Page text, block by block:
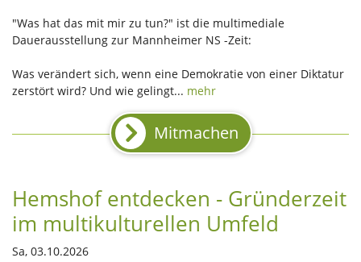
"Was hat das mit mir zu tun?" ist die multimediale
Dauerausstellung zur Mannheimer NS -Zeit:
Was verändert sich, wenn eine Demokratie von einer Diktatur
zerstört wird? Und wie gelingt... mehr
Mitmachen
Hemshof entdecken - Gründerzeit
im multikulturellen Umfeld
Sa, 03.10.2026